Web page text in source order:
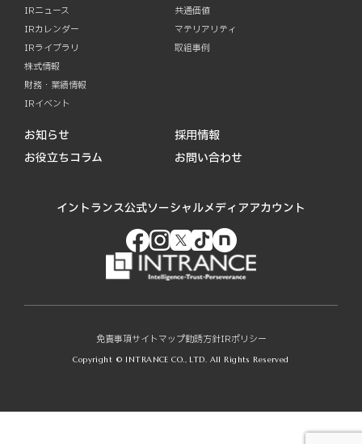
IRニュース
IRカレンダー
IRライブラリ
株式情報
財務・業績情報
IRイベント
共通価値
マテリアリティ
取組事例
お知らせ
お役立ちコラム
採用情報
お問い合わせ
イントランス公式ソーシャルメディアアカウント
免責事項サイトマップ勧誘方針IRポリシー
Copyright © INTRANCE CO., LTD. All Rights Reserved